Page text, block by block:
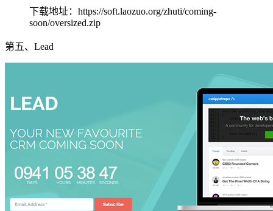
下载地址：https://soft.laozuo.org/zhuti/coming-
soon/oversized.zip
第五、Lead